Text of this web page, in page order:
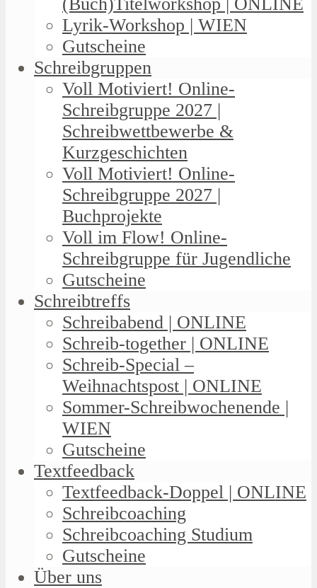
Lyrik-Workshop | WIEN
Gutscheine
Schreibgruppen
Voll Motiviert! Online-
Schreibgruppe 2027 |
Schreibwettbewerbe &
Kurzgeschichten
Voll Motiviert! Online-
Schreibgruppe 2027 |
Buchprojekte
Voll im Flow! Online-
Schreibgruppe für Jugendliche
Gutscheine
Schreibtreffs
Schreibabend | ONLINE
Schreib-together | ONLINE
Schreib-Special –
Weihnachtspost | ONLINE
Sommer-Schreibwochenende |
WIEN
Gutscheine
Textfeedback
Textfeedback-Doppel | ONLINE
Schreibcoaching
Schreibcoaching Studium
Gutscheine
Über uns